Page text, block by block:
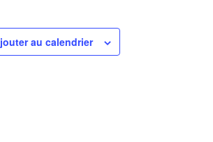
au calendrier